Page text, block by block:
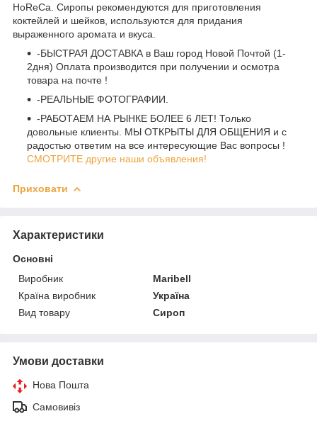
HoReCa. Сиропы рекомендуются для приготовления
коктейлей и шейков, используются для придания
выраженного аромата и вкуса.
-БЫСТРАЯ ДОСТАВКА в Ваш город Новой Почтой (1-
2дня) Оплата производится при получении и осмотра
товара на почте !
-РЕАЛЬНЫЕ ФОТОГРАФИИ.
-РАБОТАЕМ НА РЫНКЕ БОЛЕЕ 6 ЛЕТ! Только
довольные клиенты. МЫ ОТКРЫТЫ ДЛЯ ОБЩЕНИЯ и с
радостью ответим на все интересующие Вас вопросы !
СМОТРИТЕ другие наши объявления!
Приховати
Характеристики
Основні
Виробник
Maribell
Країна виробник
Україна
Вид товару
Сироп
Умови доставки
Нова Пошта
Самовивіз